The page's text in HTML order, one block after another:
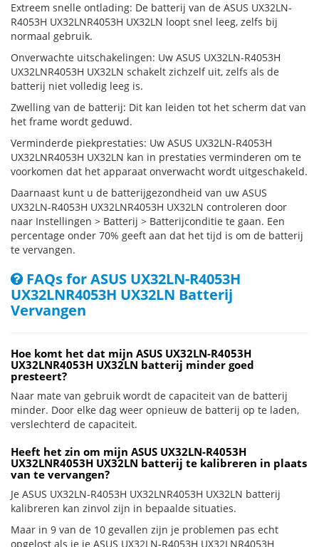
Extreem snelle ontlading: De batterij van de ASUS UX32LN-
R4053H UX32LNR4053H UX32LN loopt snel leeg, zelfs bij
normaal gebruik.
Onverwachte uitschakelingen: Uw ASUS UX32LN-R4053H
UX32LNR4053H UX32LN schakelt zichzelf uit, zelfs als de
batterij niet volledig leeg is.
Zwelling van de batterij: Dit kan leiden tot het scherm dat van
het frame wordt geduwd.
Verminderde piekprestaties: Uw ASUS UX32LN-R4053H
UX32LNR4053H UX32LN kan in prestaties verminderen om te
voorkomen dat het apparaat onverwacht wordt uitgeschakeld.
Daarnaast kunt u de batterijgezondheid van uw ASUS
UX32LN-R4053H UX32LNR4053H UX32LN controleren door
naar Instellingen > Batterij > Batterijconditie te gaan. Een
percentage onder 70% geeft aan dat het tijd is om de batterij
te vervangen.
FAQs for ASUS UX32LN-R4053H
UX32LNR4053H UX32LN Batterij
Vervangen
Hoe komt het dat mijn ASUS UX32LN-R4053H
UX32LNR4053H UX32LN batterij minder goed
presteert?
Naar mate van gebruik wordt de capaciteit van de batterij
minder. Door elke dag weer opnieuw de batterij op te laden,
verslechterd de capaciteit.
Heeft het zin om mijn ASUS UX32LN-R4053H
UX32LNR4053H UX32LN batterij te kalibreren in plaats
van te vervangen?
Je ASUS UX32LN-R4053H UX32LNR4053H UX32LN batterij
kalibreren kan zinvol zijn in bepaalde situaties.
Maar in 9 van de 10 gevallen zijn je problemen pas echt
opgelost als je je ASUS UX32LN-R4053H UX32LNR4053H